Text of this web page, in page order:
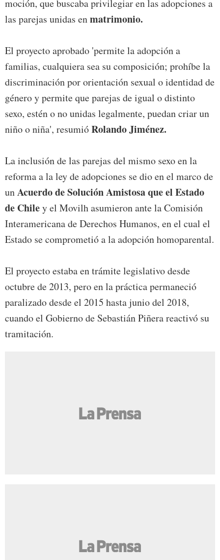
moción, que buscaba privilegiar en las adopciones a
las parejas unidas enmatrimonio.
El proyecto aprobado 'permite la adopción a
familias, cualquiera sea su composición; prohíbe la
discriminación por orientación sexual o identidad de
género y permite que parejas de igual o distinto
sexo, estén o no unidas legalmente, puedan criar un
niño o niña', resumióRolando Jiménez.
La inclusión de las parejas del mismo sexo en la
reforma a la ley de adopciones se dio en el marco de
unAcuerdo de Solución Amistosa que el Estado
de Chiley el Movilh asumieron ante la Comisión
Interamericana de Derechos Humanos, en el cual el
Estado se comprometió a la adopción homoparental.
El proyecto estaba en trámite legislativo desde
octubre de 2013, pero en la práctica permaneció
paralizado desde el 2015 hasta junio del 2018,
cuando el Gobierno de Sebastián Piñera reactivó su
tramitación.